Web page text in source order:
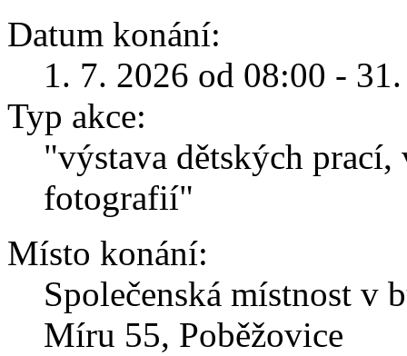
Datum konání:
1. 7. 2026 od 08:00 -
Typ akce:
"výstava dětských
fotografií"
Místo konání:
Společenská místnost v
Míru 55, Poběžovice